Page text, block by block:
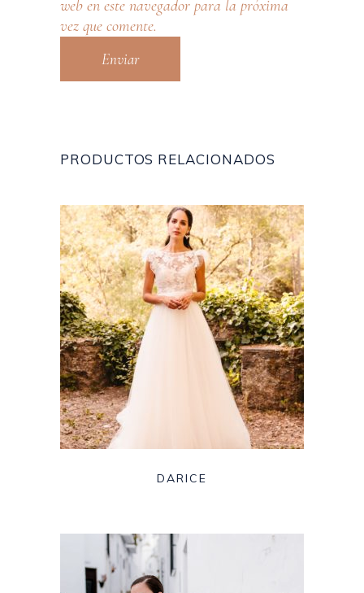
web en este navegador para la próxima
vez que comente.
PRODUCTOS RELACIONADOS
DARICE